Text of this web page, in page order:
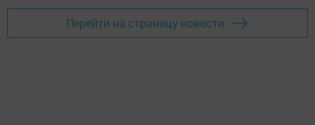
Перейти на страницу новости